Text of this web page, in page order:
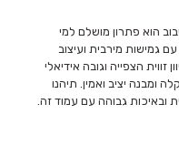
1.5 מטר כולל סיבוב הוא פתרון מושלם למי
גמישות מירבית ועיצוב
הצפייה וגובה אידיאלי
ומבנה יציב ואמין. תיהנו
ובאיכות גבוהה עם עמוד זה.